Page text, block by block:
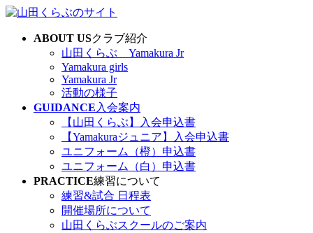
コ
ナ
ABOUT USクラブ紹介
山田くらぶ Yamakura Jr
Yamakura girls
Yamakura Jr
活動の様子
GUIDANCE 入会案内
【山田くらぶ】入会申込書
【Yamakuraジュニア】入会申込書
ユニフォーム（橙）申込書
ユニフォーム（白）申込書
PRACTICE練習について
練習&試合 日程表
開催場所について
山田くらぶスクールのご案内